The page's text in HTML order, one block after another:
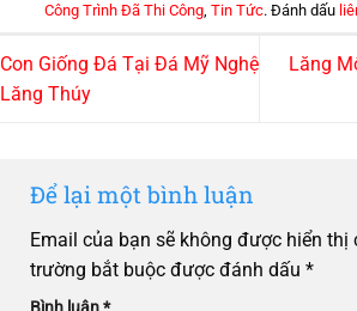
Công Trình Đã Thi Công, Tin Tức. Đánh dấu
Con Giống Đá Tại Đá Mỹ Nghệ
Lăng Thúy
Lăng
Để lại một bình luận
Email của bạn sẽ không được hiển thị
trường bắt buộc được đánh dấu *